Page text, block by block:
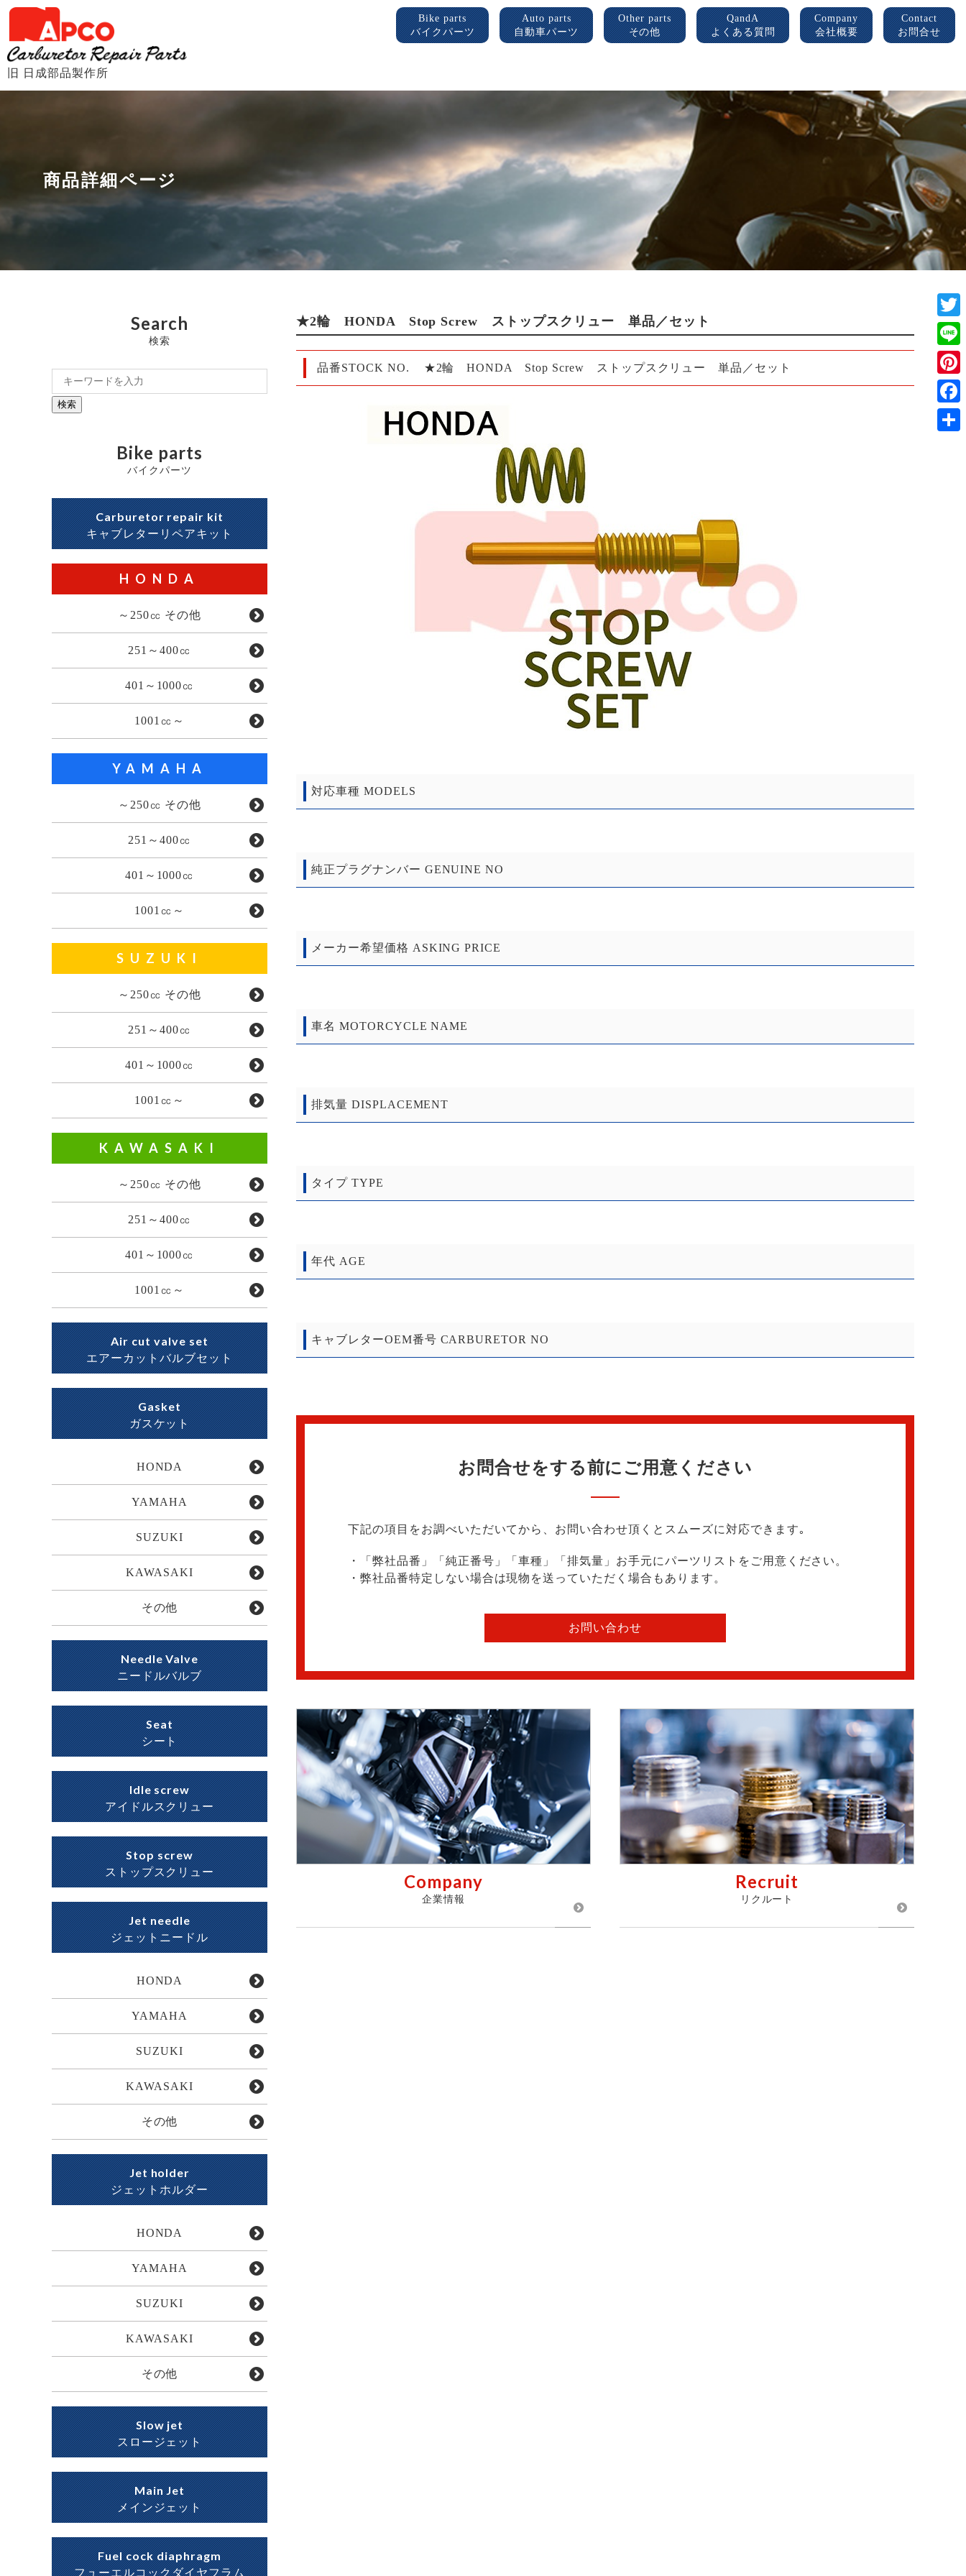
旧 日成部品製作所
Bike parts
バイクパーツ
Auto parts
自動車パーツ
Other parts
その他
QandA
よくある質問
Company
会社概要
Contact
お問合せ
商品詳細ページ
★2輪 HONDA Stop Screw ストップスクリュー 単品／セット
品番STOCK NO. ★2輪 HONDA Stop Screw ストップスクリュー 単品／セット
対応車種 MODELS
純正プラグナンバー GENUINE NO
メーカー希望価格 ASKING PRICE
車名 MOTORCYCLE NAME
排気量 DISPLACEMENT
タイプ TYPE
年代 AGE
キャブレターOEM番号 CARBURETOR NO
お問合せをする前にご用意ください
下記の項目をお調べいただいてから、お問い合わせ頂くとスムーズに対応できます｡
・「弊社品番」「純正番号」「車種」「排気量」お手元にパーツリストをご用意ください。
・弊社品番特定しない場合は現物を送っていただく場合もあります。
お問い合わせ
Company
企業情報
Recruit
リクルート
Search
検索
検索
Bike parts
バイクパーツ
Carburetor repair kit
キャブレターリペアキット
HONDA
～250㏄ その他
251～400㏄
401～1000㏄
1001㏄～
YAMAHA
～250㏄ その他
251～400㏄
401～1000㏄
1001㏄～
SUZUKI
～250㏄ その他
251～400㏄
401～1000㏄
1001㏄～
KAWASAKI
～250㏄ その他
251～400㏄
401～1000㏄
1001㏄～
Air cut valve set
エアーカットバルブセット
Gasket
ガスケット
HONDA
YAMAHA
SUZUKI
KAWASAKI
その他
Needle Valve
ニードルバルブ
Seat
シート
Idle screw
アイドルスクリュー
Stop screw
ストップスクリュー
Jet needle
ジェットニードル
HONDA
YAMAHA
SUZUKI
KAWASAKI
その他
Jet holder
ジェットホルダー
HONDA
YAMAHA
SUZUKI
KAWASAKI
その他
Slow jet
スロージェット
Main Jet
メインジェット
Fuel cock diaphragm
フューエルコックダイヤフラム
Line